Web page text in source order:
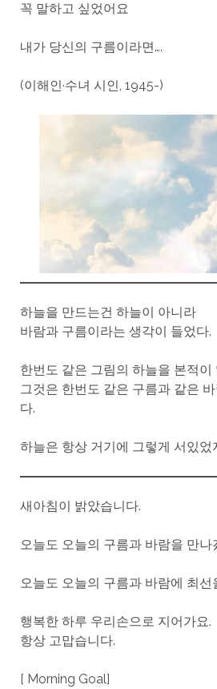
꼭 말하고 싶었어요
내가 당신의 구름이라면….
(이해인·수녀 시인, 1945-)
하늘을 만드는건 하늘이 아니라
바람과 구름이라는 생각이 들었다.
한번도 같은 그림의 하늘을 본적이
그것은 한번도 같은 구름과 같은
다.
하늘은 항상 거기에 그렇게 서있었
새아침이 밝았습니다.
오늘도 오늘의 구름과 바람을 만나
오늘도 오늘의 구름과 바람에 최선
행복한 하루 우리손으로 지어가요.
항상 고맙습니다.
[ Morning Goal]